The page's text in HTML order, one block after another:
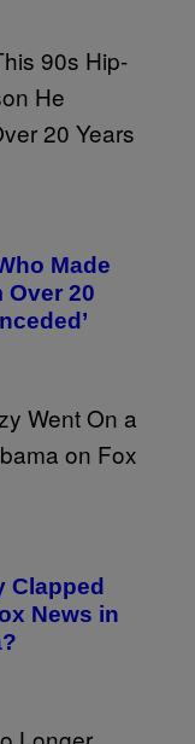
Made
Over 20
Clapped
News in